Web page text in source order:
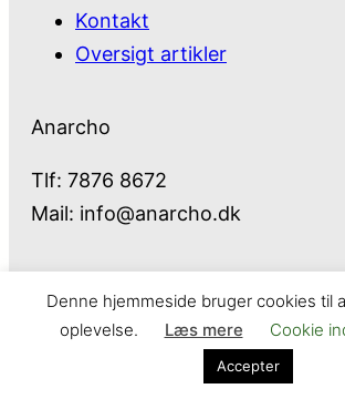
Kontakt
Oversigt artikler
Anarcho
Tlf: 7876 8672
Mail: info@anarcho.dk
Anarcho – alt i Hårde Hvidevarer
Cookie- og privatlivspolitik Kontakt
Denne hjemmeside bruger cookies til
oplevelse.
Læs mere Cookie
Accepter